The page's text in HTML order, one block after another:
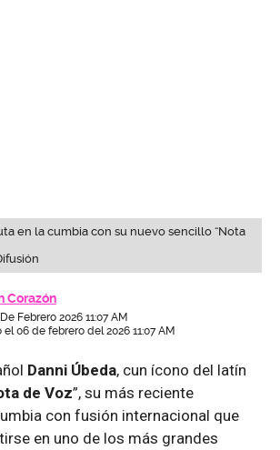
en la cumbia con su nuevo sencillo “Nota
Corazón
Febrero 2026 11:07 AM
06 de febrero del 2026 11:07 AM
Danni Úbeda, cun ícono del latín
de Voz”, su más reciente
con fusión internacional que
en uno de los más grandes